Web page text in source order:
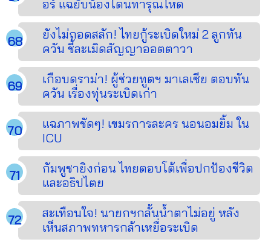
อร์ แฉยับน้องโดนทารุณโหด
ยังไม่ถอดสลัก! ไทยกู้ระเบิดใหม่ 2 ลูกทัน
ควัน ชี้ละเมิดสัญญาออตตาวา
เกือบดราม่า! ผู้ช่วยทูตฯ มาเลเซีย ตอบทัน
ควัน เรื่องทุ่นระเบิดเก่า
แฉภาพชัดๆ! เขมรการละคร นอนอมยิ้ม ใน
ICU
กัมพูชายิงก่อน ไทยตอบโต้เพื่อปกป้องชีวิต
และอธิปไตย
สะเทือนใจ! นายกฯกลั้นน้ำตาไม่อยู่ หลัง
เห็นสภาพทหารกล้าเหยื่อระเบิด